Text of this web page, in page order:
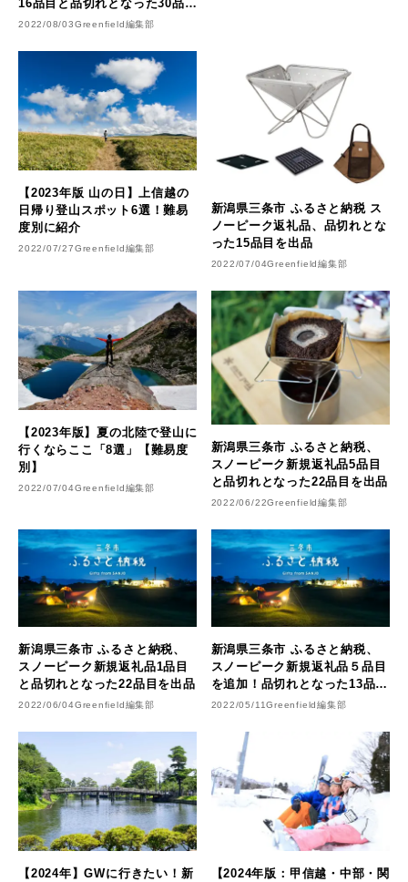
16品目と品切れとなった30品目
を8/4から出品
2022/08/03Greenfield編集部
【2023年版 山の日】上信越の
日帰り登山スポット6選！難易
度別に紹介
2022/07/27Greenfield編集部
新潟県三条市 ふるさと納税 ス
ノーピーク返礼品、品切れとな
った15品目を出品
2022/07/04Greenfield編集部
【2023年版】夏の北陸で登山に
行くならここ「8選」【難易度
別】
2022/07/04Greenfield編集部
新潟県三条市 ふるさと納税、
スノーピーク新規返礼品5品目
と品切れとなった22品目を出品
2022/06/22Greenfield編集部
新潟県三条市 ふるさと納税、
スノーピーク新規返礼品1品目
と品切れとなった22品目を出品
2022/06/04Greenfield編集部
新潟県三条市 ふるさと納税、
スノーピーク新規返礼品５品目
を追加！品切れとなった13品目
とともに５月13日から出品
2022/05/11Greenfield編集部
【2024年】GWに行きたい！新
【2024年版：甲信越・中部・関